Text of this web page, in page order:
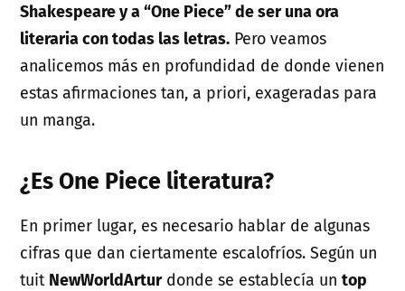
Shakespeare y a “One Piece” de ser una ora
literaria con todas las letras. Pero veamos
analicemos más en profundidad de donde vienen
estas afirmaciones tan, a priori, exageradas para
un manga.
¿Es One Piece literatura?
En primer lugar, es necesario hablar de algunas
cifras que dan ciertamente escalofríos. Según un
tuit NewWorldArturdonde se establecía untop